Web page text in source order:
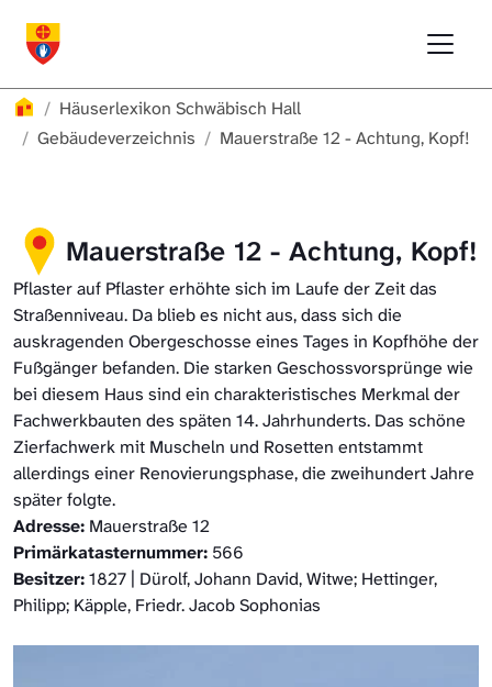
Häuserlexikon
Häuserlexikon Schwäbisch Hall
Gebäudeverzeichnis
Mauerstraße 12 - Achtung, Kopf!
Mauerstraße 12 - Achtung, Kopf!
Pflaster auf Pflaster erhöhte sich im Laufe der Zeit das
Straßenniveau. Da blieb es nicht aus, dass sich die
auskragenden Obergeschosse eines Tages in Kopfhöhe der
Fußgänger befanden. Die starken Geschossvorsprünge wie
bei diesem Haus sind ein charakteristisches Merkmal der
Fachwerkbauten des späten 14. Jahrhunderts. Das schöne
Zierfachwerk mit Muscheln und Rosetten entstammt
allerdings einer Renovierungsphase, die zweihundert Jahre
später folgte.
Adresse: Mauerstraße 12
Primärkatasternummer: 566
Besitzer:1827 | Dürolf, Johann David, Witwe; Hettinger,
Philipp; Käpple, Friedr. Jacob Sophonias
Häuserlexikon Steinbach
Digitale Nachschlagewerke